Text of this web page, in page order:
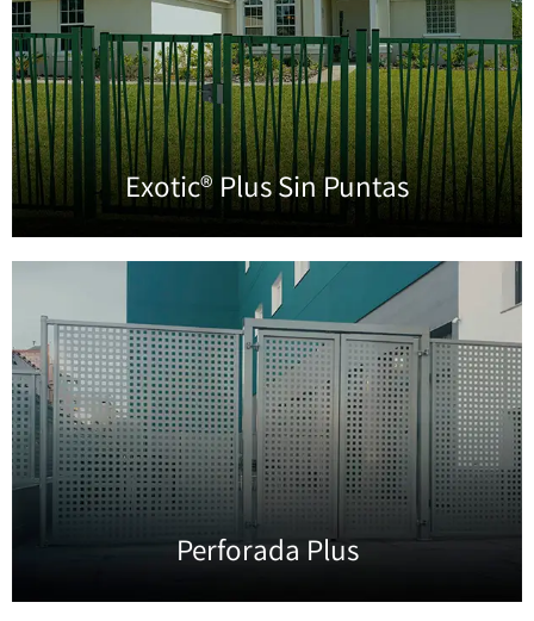
Exotic® Plus Sin Puntas
Perforada Plus